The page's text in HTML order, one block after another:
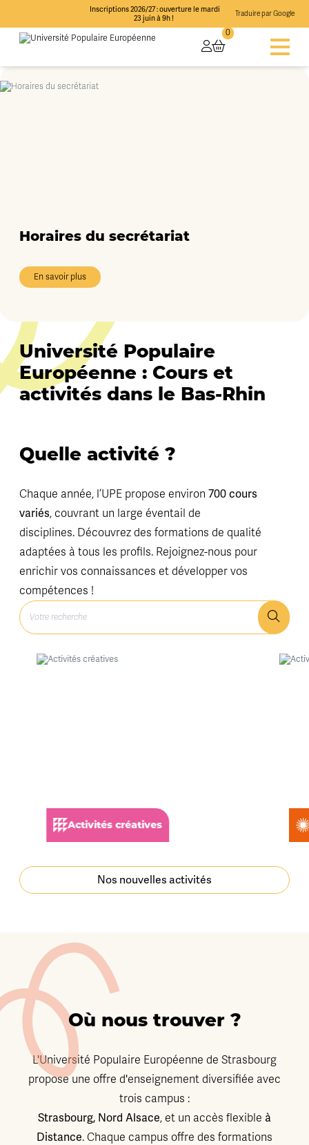
Inscriptions 2026/27 : ouverture le mardi
23 juin à 9h !
Traduire par Google
0
Horaires du secrétariat
En savoir plus
Université Populaire
Européenne : Cours et
activités dans le Bas-Rhin
Quelle activité ?
Chaque année, l’UPE propose environ 700 cours
variés, couvrant un large éventail de
disciplines. Découvrez des formations de qualité
adaptées à tous les profils. Rejoignez-nous pour
enrichir vos connaissances et développer vos
compétences !
Activités créatives
Nos nouvelles activités
Où nous trouver ?
L'Université Populaire Européenne de Strasbourg
propose une offre d'enseignement diversifiée avec
trois campus :
Strasbourg, Nord Alsace, et un accès flexible à
Distance. Chaque campus offre des formations